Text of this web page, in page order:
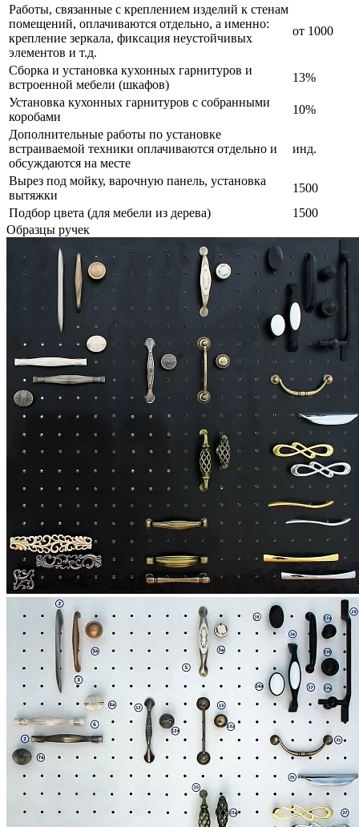
Работы, связанные с креплением изделий к стенам
помещений, оплачиваются отдельно, а именно:
крепление зеркала, фиксация неустойчивых
элементов и т.д.
от 1000
Сборка и установка кухонных гарнитуров и
встроенной мебели (шкафов)
13%
Установка кухонных гарнитуров с собранными
коробами
10%
Дополнительные работы по установке
встраиваемой техники оплачиваются отдельно и
обсуждаются на месте
инд.
Вырез под мойку, варочную панель, установка
вытяжки
1500
Подбор цвета (для мебели из дерева)
1500
Образцы ручек